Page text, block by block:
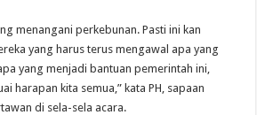
menangani perkebunan. Pasti ini kan
yang harus terus mengawal apa yang
yang menjadi bantuan pemerintah ini,
harapan kita semua,” kata PH, sapaan
di sela-sela acara.